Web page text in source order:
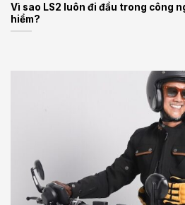
Vì sao LS2 luôn đi đầu trong công
hiểm?